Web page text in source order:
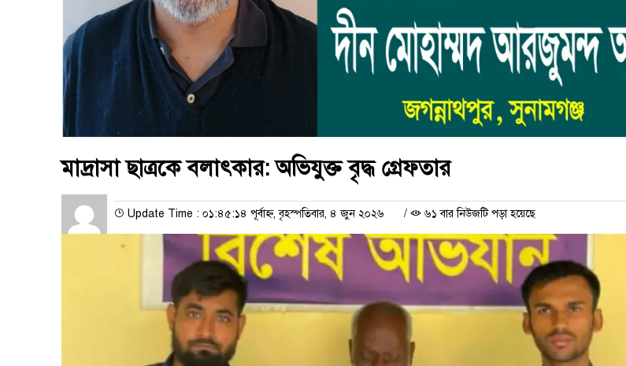
মাদ্রাসা ছাত্রকে বলাৎকার: অভিযুক্ত বৃদ্ধ গ্রেফতার
Update Time : ০১:৪৫:১৪ পূর্বাহ্ন, বৃহস্পতিবার, ৪ জুন ২০২৬ / ৬১ বার নিউজটি পড়া হয়েছে